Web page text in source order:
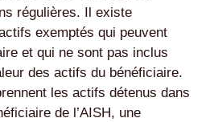
régulières. Il existe
exemptés qui peuvent
et qui ne sont pas inclus
des actifs du bénéficiaire.
les actifs détenus dans
de l’AISH, une